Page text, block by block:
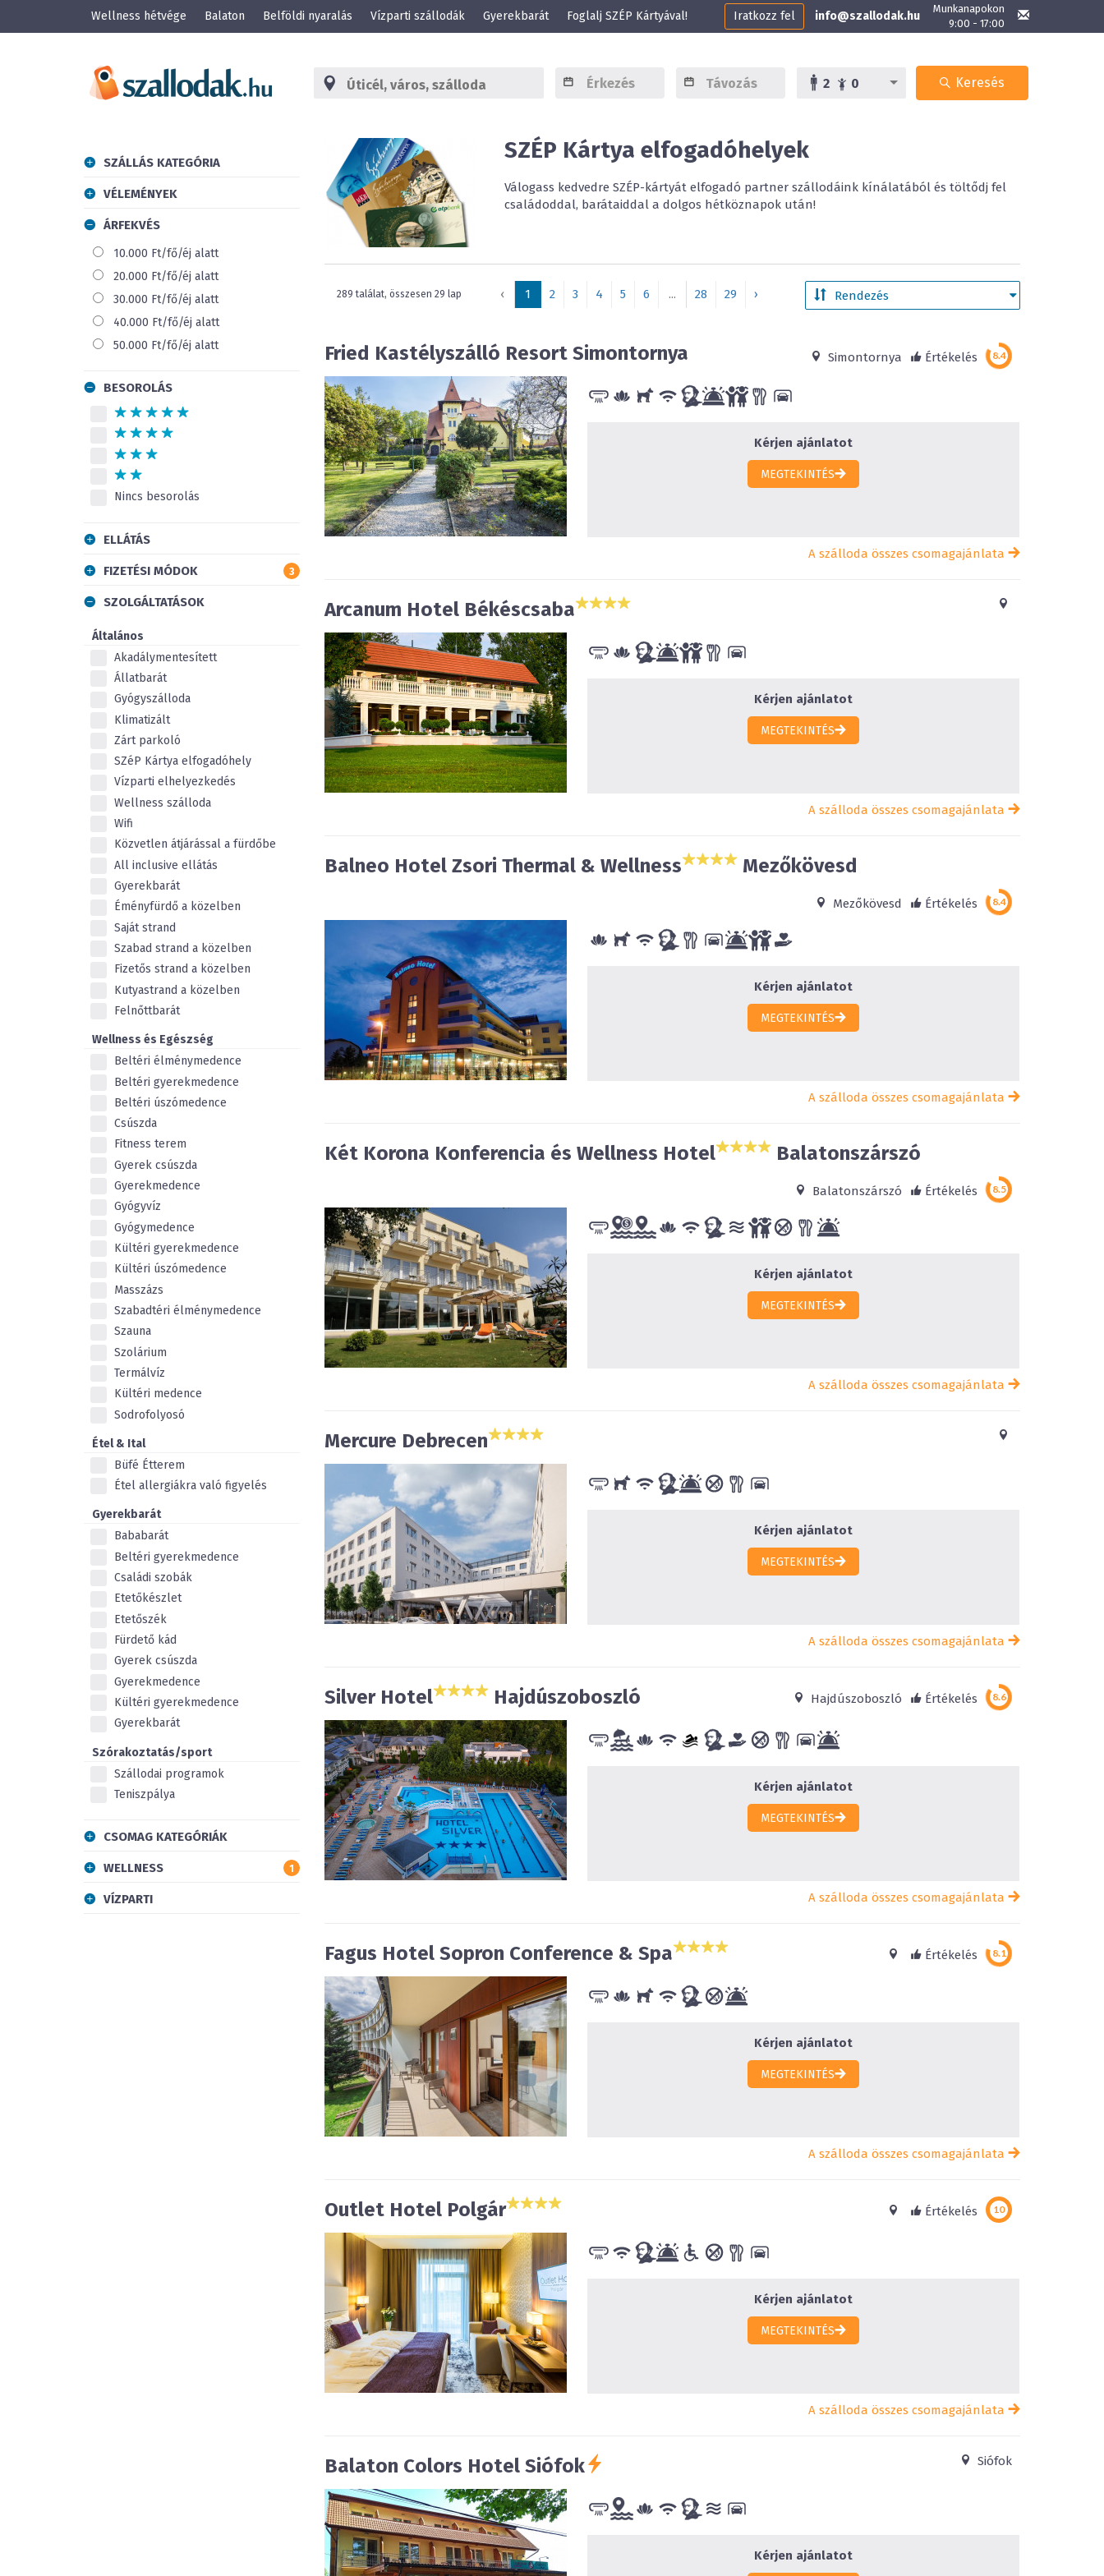
Wellness hétvége Balaton Belföldi nyaralás Vízparti szállodák Gyerekbarát Foglalj SZÉP Kártyával! Iratkozz fel info@szallodak.hu
Munkanapokon
9:00 - 17:00
2 0 Keresés
SZÁLLÁS KATEGÓRIA
VÉLEMÉNYEK
ÁRFEKVÉS
10.000 Ft/fő/éj alatt
20.000 Ft/fő/éj alatt
30.000 Ft/fő/éj alatt
40.000 Ft/fő/éj alatt
50.000 Ft/fő/éj alatt
BESOROLÁS
Nincs besorolás
ELLÁTÁS
FIZETÉSI MÓDOK 3
SZOLGÁLTATÁSOK
Általános
Akadálymentesített
Állatbarát
Gyógyszálloda
Klimatizált
Zárt parkoló
SZéP Kártya elfogadóhely
Vízparti elhelyezkedés
Wellness szálloda
Wifi
Közvetlen átjárással a fürdőbe
All inclusive ellátás
Gyerekbarát
Éményfürdő a közelben
Saját strand
Szabad strand a közelben
Fizetős strand a közelben
Kutyastrand a közelben
Felnőttbarát
Wellness és Egészség
Beltéri élménymedence
Beltéri gyerekmedence
Beltéri úszómedence
Csúszda
Fitness terem
Gyerek csúszda
Gyerekmedence
Gyógyvíz
Gyógymedence
Kültéri gyerekmedence
Kültéri úszómedence
Masszázs
Szabadtéri élménymedence
Szauna
Szolárium
Termálvíz
Kültéri medence
Sodrofolyosó
Étel & Ital
Büfé Étterem
Étel allergiákra való figyelés
Gyerekbarát
Bababarát
Beltéri gyerekmedence
Családi szobák
Etetőkészlet
Etetőszék
Fürdető kád
Gyerek csúszda
Gyerekmedence
Kültéri gyerekmedence
Gyerekbarát
Szórakoztatás/sport
Szállodai programok
Teniszpálya
CSOMAG KATEGÓRIÁK
WELLNESS 1
VÍZPARTI
SZÉP Kártya elfogadóhelyek
Válogass kedvedre SZÉP-kártyát elfogadó partner szállodáink kínálatából és töltődj fel
családoddal, barátaiddal a dolgos hétköznapok után!
289 találat, összesen 29 lap ‹ 1 2 3 4 5 6 ... 28 29 ›
Fried Kastélyszálló ResortSimontornya Simontornya Értékelés
Kérjen ajánlatot
MEGTEKINTÉS
A szálloda összes csomagajánlata
Arcanum Hotel Békéscsaba
Kérjen ajánlatot
MEGTEKINTÉS
A szálloda összes csomagajánlata
Balneo Hotel Zsori Thermal & Wellness Mezőkövesd
Mezőkövesd Értékelés
Kérjen ajánlatot
MEGTEKINTÉS
A szálloda összes csomagajánlata
Két Korona Konferencia és Wellness Hotel Balatonszárszó
Balatonszárszó Értékelés
Kérjen ajánlatot
MEGTEKINTÉS
A szálloda összes csomagajánlata
Mercure Debrecen
Kérjen ajánlatot
MEGTEKINTÉS
A szálloda összes csomagajánlata
Silver Hotel Hajdúszoboszló Hajdúszoboszló Értékelés
Kérjen ajánlatot
MEGTEKINTÉS
A szálloda összes csomagajánlata
Fagus Hotel Sopron Conference & Spa Értékelés
Kérjen ajánlatot
MEGTEKINTÉS
A szálloda összes csomagajánlata
Outlet Hotel Polgár Értékelés
Kérjen ajánlatot
MEGTEKINTÉS
A szálloda összes csomagajánlata
Balaton Colors HotelSiófok Siófok
Kérjen ajánlatot